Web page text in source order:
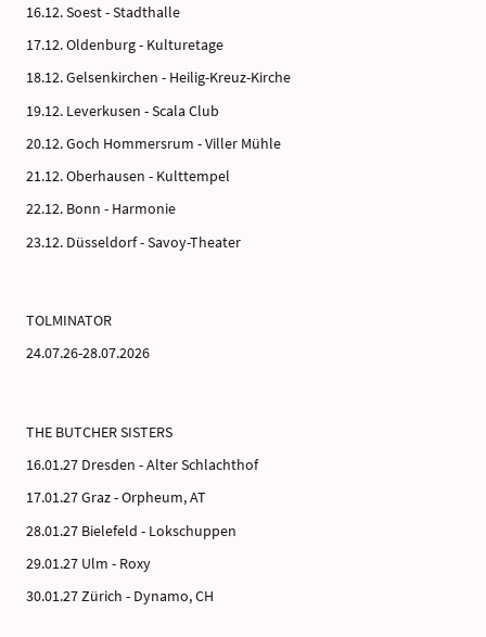
16.12. Soest - Stadthalle
17.12. Oldenburg - Kulturetage
18.12. Gelsenkirchen - Heilig-Kreuz-Kirche
19.12. Leverkusen - Scala Club
20.12. Goch Hommersrum - Viller Mühle
21.12. Oberhausen - Kulttempel
22.12. Bonn - Harmonie
23.12. Düsseldorf - Savoy-Theater
TOLMINATOR
24.07.26-28.07.2026
THE BUTCHER SISTERS
16.01.27 Dresden - Alter Schlachthof
17.01.27 Graz - Orpheum, AT
28.01.27 Bielefeld - Lokschuppen
29.01.27 Ulm - Roxy
30.01.27 Zürich - Dynamo, CH